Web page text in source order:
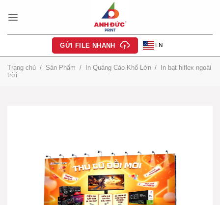
qua
GỬI FILE NHANH EN
Trang chủ / Sản Phẩm / In Quảng Cáo Khổ Lớn /
In bạt hiflex ngoài
trời